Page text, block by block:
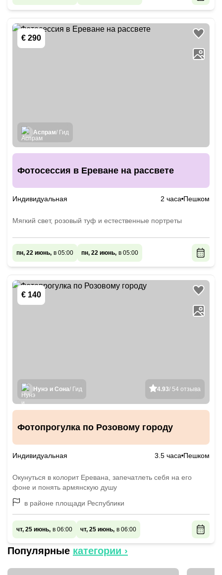
€ 290
Аспрам/ Гид
Фотосессия в Ереване на рассвете
Индивидуальная 2 часа Пешком
Мягкий свет, розовый туф и естественные портреты
пн, 22 июнь, в 05:00 пн, 22 июнь, в 05:00
€ 140
4.93/ 54 отзыва
Нунэ и Сона/ Гид
Фотопрогулка по Розовому городу
Индивидуальная 3.5 часа Пешком
Окунуться в колорит Еревана, запечатлеть себя на его
фоне и понять армянскую душу
в районе площади Республики
чт, 25 июнь, в 06:00 чт, 25 июнь, в 06:00
Популярные категории ›